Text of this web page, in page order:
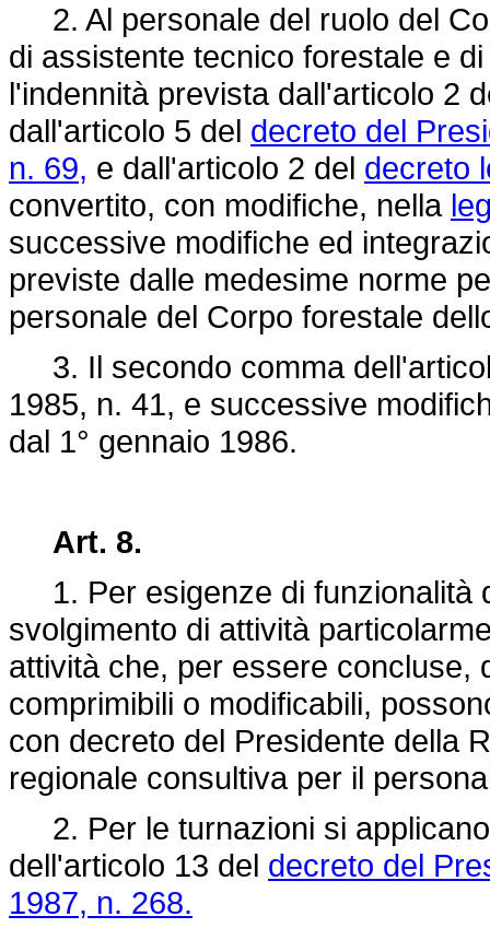
2. Al personale del ruolo del
di assistente tecnico forestale e
l'indennità prevista dall'articolo 2
dall'articolo 5 del decreto del
n. 69, e dall'articolo 2 del decreto
convertito, con modifiche, nella
successive modifiche ed
previste dalle medesime norme
personale del Corpo forestale
3. Il secondo comma
1985, n. 41, e successive
dal 1° gennaio 1986.
Art. 8.
1. Per esigenze di funzionalità
svolgimento di attività
attività che, per essere concluse,
comprimibili o modificabili,
con decreto del Presidente della
regionale consultiva per il
2. Per le turnazioni si
dell'articolo 13 del decreto del
1987, n. 268.